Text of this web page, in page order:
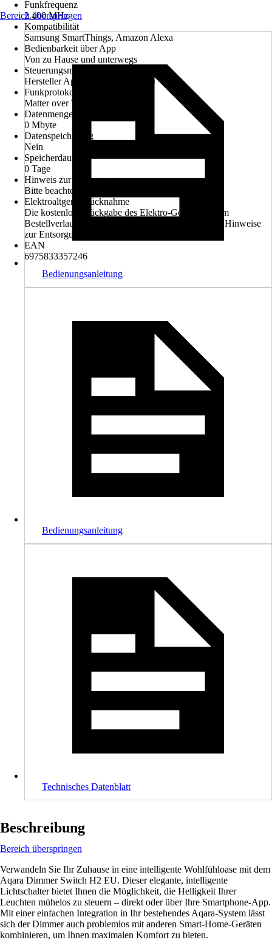
Funkfrequenz
2.400 MHz
Kompatibilität
Samsung SmartThings, Amazon Alexa
Bedienbarkeit über App
Von zu Hause und unterwegs
Steuerungsmöglichkeit
Hersteller App (iOS und Android)
Funkprotokoll
Matter over Thread
Datenmenge
0 Mbyte
Datenspeicherung
Nein
Speicherdauer
0 Tage
Hinweis zur Entsorgung
Bitte beachte die Hinweise zur Entsorgung
Elektroaltgerät-Rücknahme
Die kostenlose Rückgabe des Elektro-Geräts kann im
Bestellverlauf ausgewählt werden. Bitte beachte die Hinweise
zur Entsorgung.
EAN
6975833357246
Bereich überspringen
Bedienungsanleitung
Bedienungsanleitung
Technisches Datenblatt
Beschreibung
Bereich überspringen
Verwandeln Sie Ihr Zuhause in eine intelligente Wohlfühloase mit dem
Aqara Dimmer Switch H2 EU. Dieser elegante, intelligente
Lichtschalter bietet Ihnen die Möglichkeit, die Helligkeit Ihrer
Leuchten mühelos zu steuern – direkt oder über Ihre Smartphone-App.
Mit einer einfachen Integration in Ihr bestehendes Aqara-System lässt
sich der Dimmer auch problemlos mit anderen Smart-Home-Geräten
kombinieren, um Ihnen maximalen Komfort zu bieten.